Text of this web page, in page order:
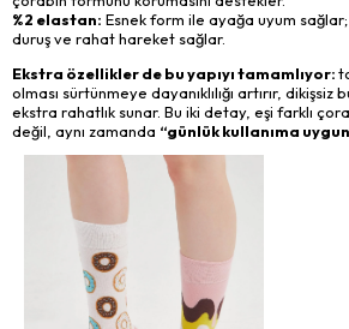
%2 elastan: Esnek form ile ayağa uyum
duruş ve rahat hareket sağlar.
Ekstra özellikler de bu yapıyı tamamlıyor:
olması sürtünmeye dayanıklılığı artırır,
ekstra rahatlık sunar. Bu iki detay, eşi farklı
değil, aynı zamanda “günlük kullanıma